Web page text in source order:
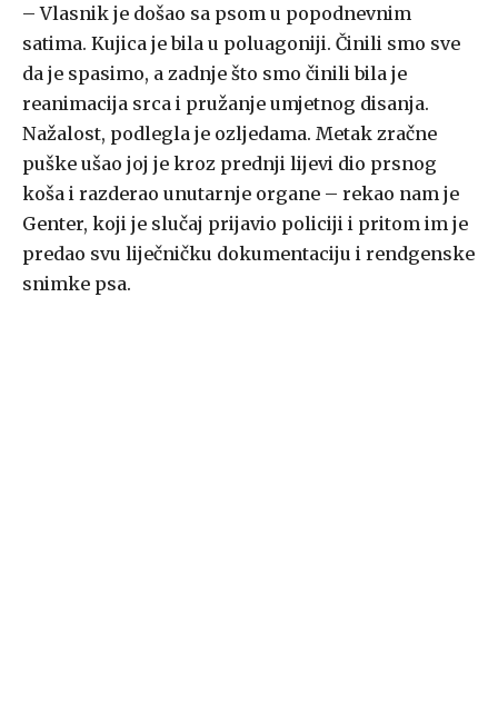
– Vlasnik je došao sa psom u popodnevnim
satima. Kujica je bila u poluagoniji. Činili smo sve
da je spasimo, a zadnje što smo činili bila je
reanimacija srca i pružanje umjetnog disanja.
Nažalost, podlegla je ozljedama. Metak zračne
puške ušao joj je kroz prednji lijevi dio prsnog
koša i razderao unutarnje organe – rekao nam je
Genter, koji je slučaj prijavio policiji i pritom im je
predao svu liječničku dokumentaciju i rendgenske
snimke psa.